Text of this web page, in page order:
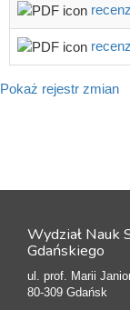
Pokaż rejestr zmian
Wydział Nauk
Gdańskiego
ul. prof. Marii
80-309 Gdańsk